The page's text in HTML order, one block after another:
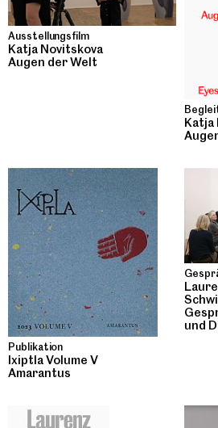
Ausstellungsfilm
Katja Novitskova
Augen der Welt
Katja
Publikation
Ixiptla Volume V
Amarantus
und